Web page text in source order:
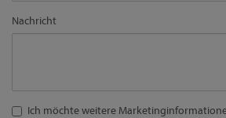
Nachricht
Ich möchte weitere